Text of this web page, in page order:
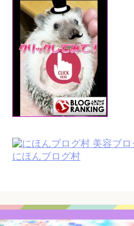
にほんブログ村